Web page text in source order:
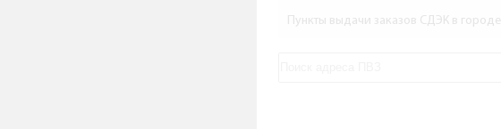
Пункты выдачи заказов СДЭК в городе